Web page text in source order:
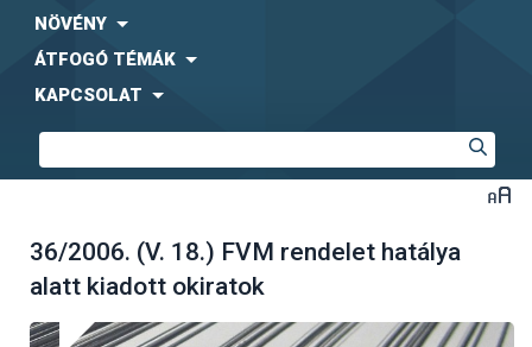
NÖVÉNY
ÁTFOGÓ TÉMÁK
KAPCSOLAT
36/2006. (V. 18.) FVM rendelet hatálya
alatt kiadott okiratok